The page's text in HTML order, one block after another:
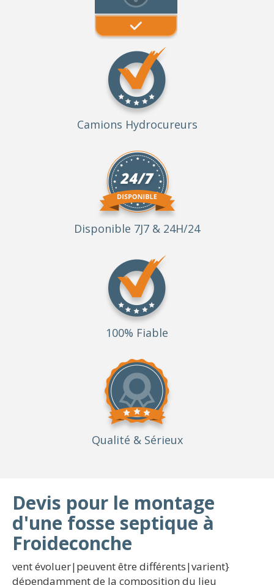
Camions Hydrocureurs
Disponible 7J7 & 24H/24
100% Fiable
Qualité & Sérieux
Devis pour le montage
d'une fosse septique à
Froideconche
vent évoluer|peuvent être différents|varient}
dépendamment de la composition du lieu